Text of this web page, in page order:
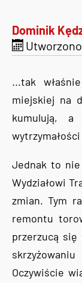
Dominik
...tak
miejskiej na
kumulują, a
Jednak to nie
Wydziałowi
zmian. Tym
remontu
przerzucą
Oczywiście